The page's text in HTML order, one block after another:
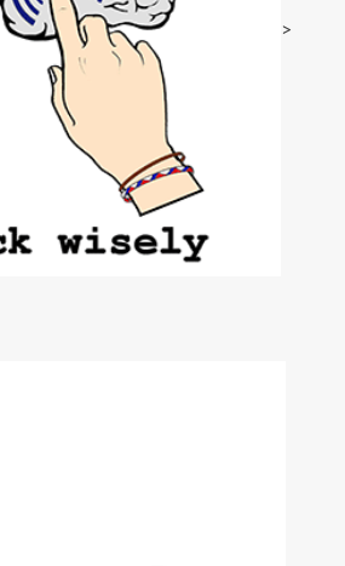
>